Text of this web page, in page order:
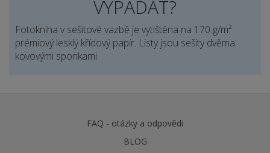
VYPADAT?
Fotokniha v sešitové vazbě je vytištěna na 170 g/m²
prémiový lesklý křídový papír. Listy jsou sešity dvěma
kovovými sponkami.
FAQ - otázky a odpovědi
BLOG